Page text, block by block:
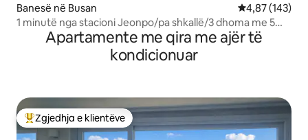
Banesë në Busan Vlerësimi
4,87 (143)
1 minutë nga stacioni Jeonpo/pa shkallë/3 dhoma me 5
krevate/10 persona/përdorim i pavarur/pa parkim
Apartamente me qira me ajër të
kondicionuar
Më të mirat e zgjedhjeve të klientëve
Zgjedhja e klientëve